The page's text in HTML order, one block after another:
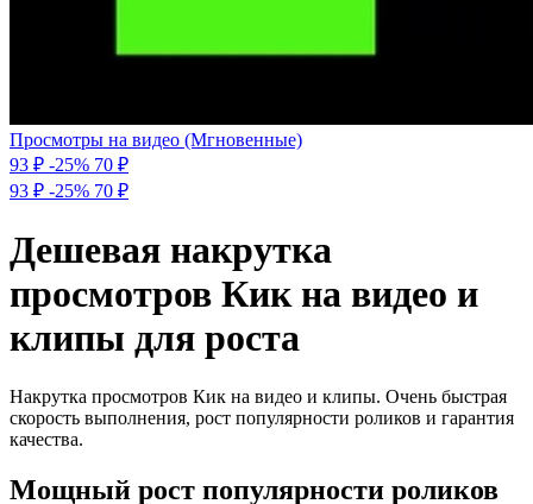
Просмотры на видео (Мгновенные)
93 ₽ -25% 70 ₽
93 ₽ -25% 70 ₽
Дешевая накрутка
просмотров Кик на видео и
клипы для роста
Накрутка просмотров Кик на видео и клипы. Очень быстрая
скорость выполнения, рост популярности роликов и гарантия
качества.
Мощный рост популярности роликов